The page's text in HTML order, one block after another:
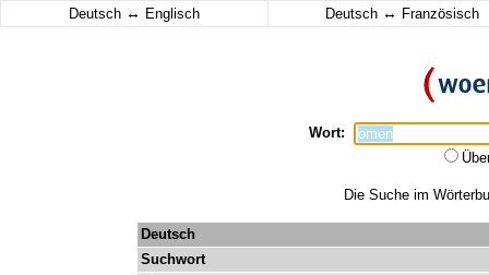
Deutsch ↔ Englisch Deutsch ↔ Französisch
Wort:
Die Suche im
Deutsch
Suchwort